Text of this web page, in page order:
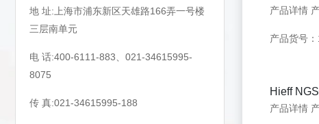
地 址:上海市浦东新区天雄路166弄一号楼
三层南单元
电 话:400-6111-883、021-34615995-
8075
传 真:021-34615995-188
产品货号
Hieff